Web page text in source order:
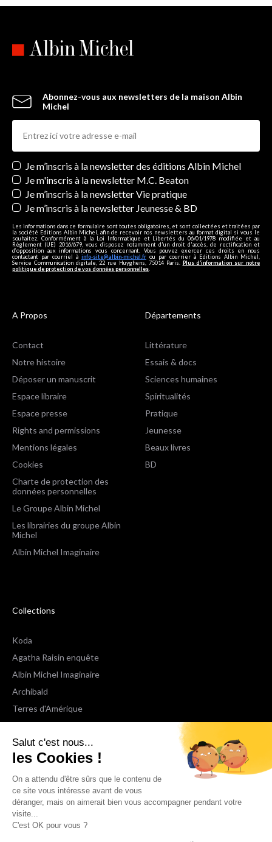
Salut c'est nous...
les Cookies !
On a attendu d'être sûrs que le contenu de
ce site vous intéresse avant de vous
déranger, mais on aimerait bien vous accompagner pendant votre
visite...
C'est OK pour vous ?
Abonnez-vous aux newsletters de la maison Albin
Michel
Newsletters
Je m’inscris à la newsletter des éditions Albin Michel
Je m'inscris à la newsletter M.C. Beaton
Je m’inscris à la newsletter Vie pratique
Je m’inscris à la newsletter Jeunesse & BD
Les informations dans ce formulaire sont toutes obligatoires, et sont collectées et traitées par
la société Editions Albin Michel, afin de recevoir nos newsletters au format digital si vous le
souhaitez. Conformément à la Loi Informatique et Libertés du 06/01/1978 modifiée et au
Règlement (UE) 2016/679, vous disposez notamment d'un droit d'accès, de rectification et
d’opposition aux informations vous concernant. Vous pouvez exercer ces droits en nous
contactant par courriel à info-site@albin-michel.fr ou par courrier à Editions Albin Michel,
Service Communication digitale, 22 rue Huyghens, 75014 Paris. Plus d’information sur notre
politique de protection de vos données personnelles
A Propos
Contact
Notre histoire
Déposer un manuscrit
Espace libraire
Espace presse
Rights and permissions
Mentions légales
Cookies
Charte de protection des
données personnelles
Le Groupe Albin Michel
Les librairies du groupe Albin
Michel
Albin Michel Imaginaire
Départements
Littérature
Essais & docs
Sciences humaines
Spiritualités
Pratique
Jeunesse
Beaux livres
BD
Collections
Koda
Agatha Raisin enquête
Albin Michel Imaginaire
Archibald
Terres d'Amérique
Espaces Libres Poche
NOX
Wiz
Voir toutes les collections
Nous suivre